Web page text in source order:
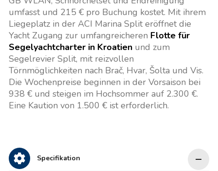
umfasst und 215 € pro Buchung kostet. Mit ihrem
Liegeplatz in der ACI Marina Split eröffnet die
Yacht Zugang zur umfangreicheren Flotte für
Segelyachtcharter in Kroatienund zum
Segelrevier Split, mit reizvollen
Törnmöglichkeiten nach Brač, Hvar, Šolta und Vis.
Die Wochenpreise beginnen in der Vorsaison bei
938 € und steigen im Hochsommer auf 2.300 €.
Eine Kaution von 1.500 € ist erforderlich.
Specifikation